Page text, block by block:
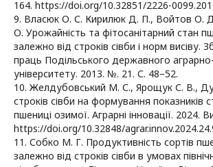
164. https://doi.org/10.32851/2226-
9. Власюк О. С. Кирилюк Д. П., Войтов О.
О. Урожайність та фітосанітарний стан
залежно від строків сівби і норм висіву.
праць Подільського державного
університету. 2013. №. 21. С. 48–52.
10. Желдубовський М. С., Ярощук С. В.,
строків сівби на формування показників
пшениці озимої. Аграрні інновації. 2024.
https://doi.org/10.32848/
11. Собко М. Г. Продуктивність сортів
залежно від строків сівби в умовах